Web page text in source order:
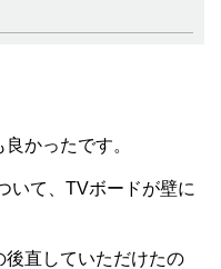
かったです。
いて、TVボードが壁に
後直していただけたの